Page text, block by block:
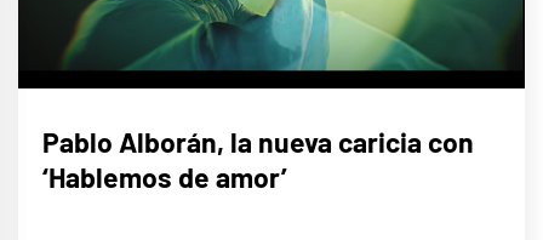
Pablo Alborán, la nueva caricia con
‘Hablemos de amor’